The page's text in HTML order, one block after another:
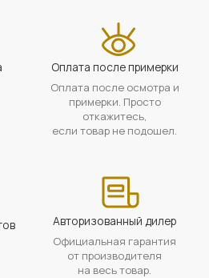
Оплата после примерки
Оплата после осмотра и
примерки. Просто
откажитесь,
если товар не подошел.
Авторизованный дилер
Официальная гарантия
от производителя
на весь товар.